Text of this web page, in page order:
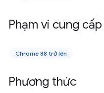
Phạm vi cung cấp
Chrome 88 trở lên
Phương thức